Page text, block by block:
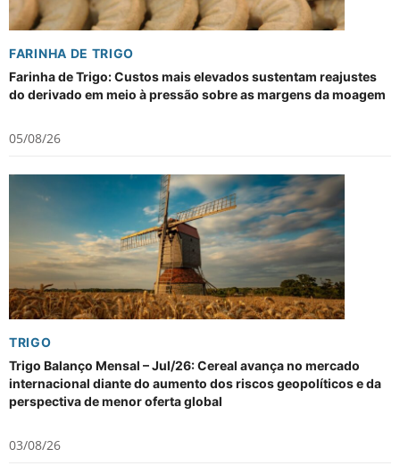
FARINHA DE TRIGO
Farinha de Trigo: Custos mais elevados sustentam reajustes
do derivado em meio à pressão sobre as margens da moagem
05/08/26
TRIGO
Trigo Balanço Mensal – Jul/26: Cereal avança no mercado
internacional diante do aumento dos riscos geopolíticos e da
perspectiva de menor oferta global
03/08/26